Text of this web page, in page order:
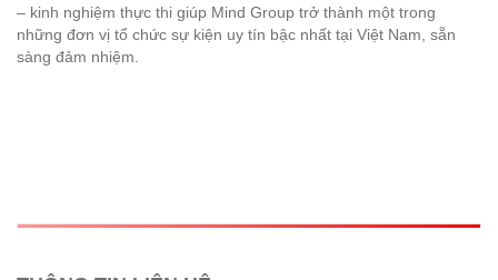
– kinh nghiệm thực thi giúp Mind Group trở thành một trong
những đơn vị tổ chức sự kiện uy tín bậc nhất tại Việt Nam, sẵn
sàng đảm nhiệm.